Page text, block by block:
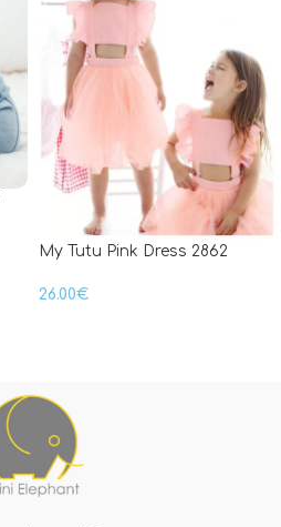
My Tutu Pink Dress 2862
26.00€